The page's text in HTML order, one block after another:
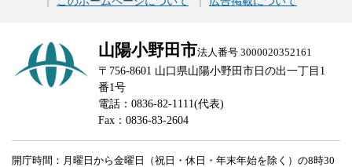
山陽小野田市法人番号 3000020352161
〒756-8601 山口県山陽小野田市日の出一丁目1
番1号
電話：0836-82-1111(代表)
Fax：0836-83-2604
開庁時間：月曜日から金曜日（祝日・休日・年末年始を除く）の8時30